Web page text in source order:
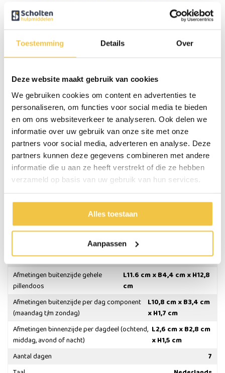
Toestemming Details Over
Deze website maakt gebruik van cookies
We gebruiken cookies om content en advertenties te
personaliseren, om functies voor social media te bieden
en om ons websiteverkeer te analyseren. Ook delen we
informatie over uw gebruik van onze site met onze
partners voor social media, adverteren en analyse. Deze
partners kunnen deze gegevens combineren met andere
informatie die u aan ze heeft verstrekt of die ze hebben
verzameld op basis van uw gebruik van hun services.
Alles toestaan
Aanpassen
Inschuiven na gebruik is linksonder mogelijk, om een dagdeel te
gebruiken kan dit links of rechtsboven uitgeschoven worden. Wanneer
een dag voorbij is schuif je deze dag onderin de houder waardoor de
Ideaal voor onderweg of op reis
Ook is de pillendoos of een component van één dag ideaal voor
onderweg of op reis, deze kunnen namelijk makkelijk worden
meegenomen.
Liever alle dagen in een andere kleur? We hebben deze pillendoos ook
in een multicolor variant
Belangrijke eigenschappen:
Aantal dagen: 7
Taal: Nederlands
Specificaties
Materiaal
Kunststof
Afmetingen buitenzijde gehele
pillendoos
L11.6 cm x B4,4 cm x H12,8
cm
Afmetingen buitenzijde per dag component
(maandag t/m zondag)
L10,8 cm x ​B3,4 cm
x H1,7 cm
Afmetingen binnenzijde per dagdeel (ochtend,
middag, avond of nacht)
L2,6 cm x B2,8 cm
x H1,5 cm
Aantal dagen
7